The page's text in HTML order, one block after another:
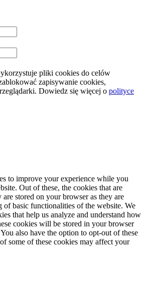
pliki cookies do celów
zapisywanie cookies,
Dowiedz się więcej o polityce
to improve your experience while you
Out of these, the cookies that are
are stored on your browser as they are
of basic functionalities of the website. We
that help us analyze and understand how
cookies will be stored in your browser
also have the option to opt-out of these
some of these cookies may affect your